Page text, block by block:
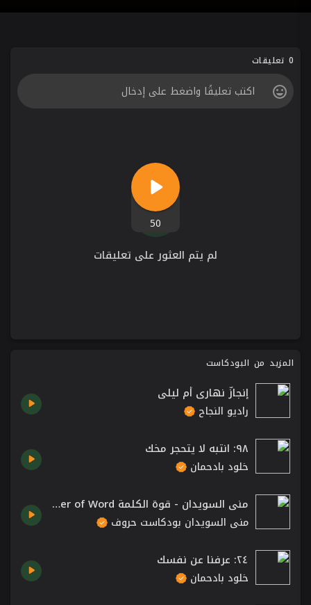
50
0 تعليقات
لم يتم العثور على تعليقات
المزيد من البودكاست
إنجازٌ نهاري أم ليلي
راديو النجاح
٩٨: انتبه لا يتحجر مخك
خلود بادحمان
منى السويدان - قوة الكلمة Mona Al Suwaidan - Power of Word.
منى السويدان بودكاست حروف
٢٤: عرفنا عن نفسك
خلود بادحمان